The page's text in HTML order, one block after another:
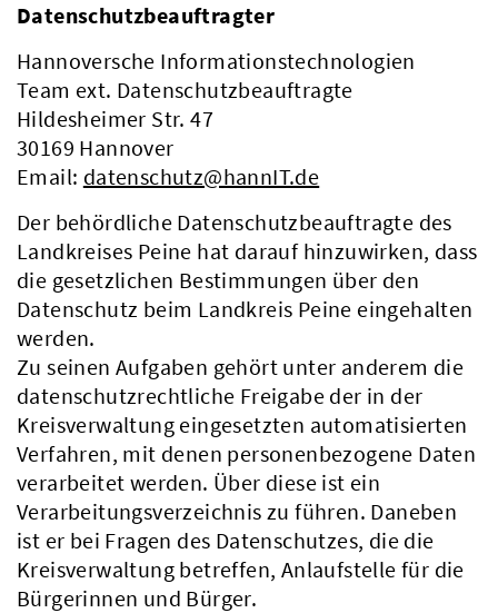
Datenschutzbeauftragter
Hannoversche Informationstechnologien
Team ext. Datenschutzbeauftragte
Hildesheimer Str. 47
30169 Hannover
Email: datenschutz@hannIT.de
Der behördliche Datenschutzbeauftragte des
Landkreises Peine hat darauf hinzuwirken, dass
die gesetzlichen Bestimmungen über den
Datenschutz beim Landkreis Peine eingehalten
werden.
Zu seinen Aufgaben gehört unter anderem die
datenschutzrechtliche Freigabe der in der
Kreisverwaltung eingesetzten automatisierten
Verfahren, mit denen personenbezogene Daten
verarbeitet werden. Über diese ist ein
Verarbeitungsverzeichnis zu führen. Daneben
ist er bei Fragen des Datenschutzes, die die
Kreisverwaltung betreffen, Anlaufstelle für die
Bürgerinnen und Bürger.